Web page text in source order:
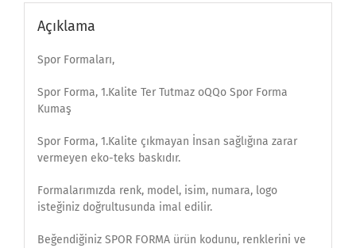
Açıklama
Spor Formaları,
Spor Forma, 1.Kalite Ter Tutmaz oQQo Spor Forma
Kumaş
Spor Forma, 1.Kalite çıkmayan İnsan sağlığına zarar
vermeyen eko-teks baskıdır.
Formalarımızda renk, model, isim, numara, logo
isteğiniz doğrultusunda imal edilir.
Beğendiğiniz SPOR FORMA ürün kodunu, renklerini ve